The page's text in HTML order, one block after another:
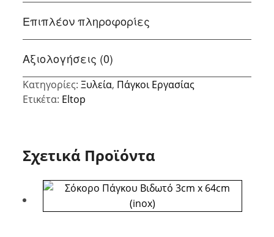
Επιπλέον πληροφορίες
Αξιολογήσεις (0)
Κατηγορίες:Ξυλεία, Πάγκοι Εργασίας
Ετικέτα: Eltop
Σχετικά Προϊόντα